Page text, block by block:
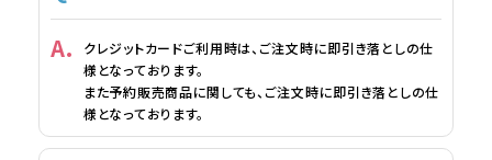
クレジットカードご利用時は、ご注文時に即引き落としの仕
様となっております。
また予約販売商品に関しても、ご注文時に即引き落としの仕
様となっております。